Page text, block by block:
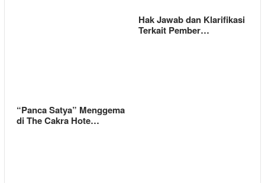
Hak Jawab dan Klarifikasi
Terkait Pember…
“Panca Satya” Menggema
di The Cakra Hote…